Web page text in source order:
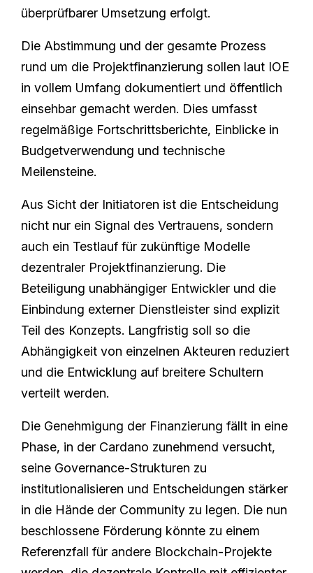
überprüfbarer Umsetzung erfolgt.
Die Abstimmung und der gesamte Prozess
rund um die Projektfinanzierung sollen laut IOE
in vollem Umfang dokumentiert und öffentlich
einsehbar gemacht werden. Dies umfasst
regelmäßige Fortschrittsberichte, Einblicke in
Budgetverwendung und technische
Meilensteine.
Aus Sicht der Initiatoren ist die Entscheidung
nicht nur ein Signal des Vertrauens, sondern
auch ein Testlauf für zukünftige Modelle
dezentraler Projektfinanzierung. Die
Beteiligung unabhängiger Entwickler und die
Einbindung externer Dienstleister sind explizit
Teil des Konzepts. Langfristig soll so die
Abhängigkeit von einzelnen Akteuren reduziert
und die Entwicklung auf breitere Schultern
verteilt werden.
Die Genehmigung der Finanzierung fällt in eine
Phase, in der Cardano zunehmend versucht,
seine Governance-Strukturen zu
institutionalisieren und Entscheidungen stärker
in die Hände der Community zu legen. Die nun
beschlossene Förderung könnte zu einem
Referenzfall für andere Blockchain-Projekte